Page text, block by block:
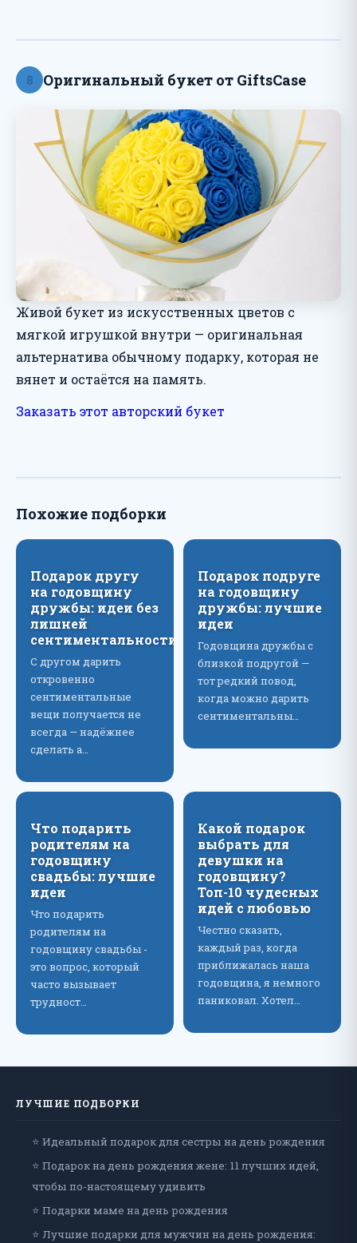
8 Оригинальный букет от GiftsCase
Живой букет из искусственных цветов с
мягкой игрушкой внутри — оригинальная
альтернатива обычному подарку, которая не
вянет и остаётся на память.
Заказать этот авторский букет
Похожие подборки
Подарок другу
на годовщину
дружбы: идеи без
лишней
сентиментальности
С другом дарить
откровенно
сентиментальные
вещи получается не
всегда — надёжнее
сделать а…
Подарок подруге
на годовщину
дружбы: лучшие
идеи
Годовщина дружбы с
близкой подругой —
тот редкий повод,
когда можно дарить
сентиментальны…
Что подарить
родителям на
годовщину
свадьбы: лучшие
идеи
Что подарить
родителям на
годовщину свадьбы -
это вопрос, который
часто вызывает
трудност…
Какой подарок
выбрать для
девушки на
годовщину?
Топ-10 чудесных
идей с любовью
Честно сказать,
каждый раз, когда
приближалась наша
годовщина, я немного
паниковал. Хотел…
ЛУЧШИЕ ПОДБОРКИ
⭐ Идеальный подарок для сестры на день рождения
⭐ Подарок на день рождения жене: 11 лучших идей,
чтобы по-настоящему удивить
⭐ Подарки маме на день рождения
⭐ Лучшие подарки для мужчин на день рождения: